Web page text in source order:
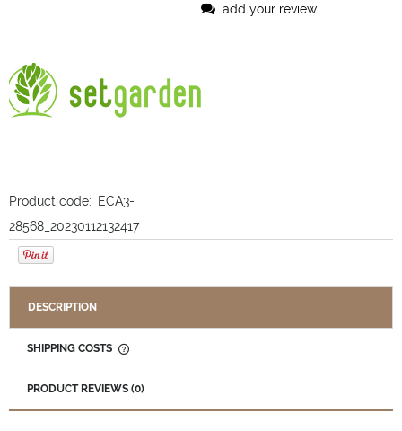
Product code:
ECA3-
28568_20230112132417
add your review
DESCRIPTION
SHIPPING COSTS
PRODUCT REVIEWS (0)